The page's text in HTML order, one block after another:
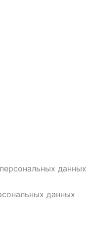
персональных данных
данных